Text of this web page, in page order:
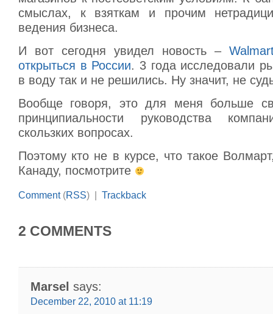
смыслах, к взяткам и прочим
ведения бизнеса.
И вот сегодня увидел новость –
открыться в России. 3 года исследовали
в воду так и не решились. Ну значит, не
Вообще говоря, это для меня больше
принципиальности руководства
скользких вопросах.
Поэтому кто не в курсе, что такое
Канаду, посмотрите
Comment(RSS) | Trackback
2 COMMENTS
Marsel says:
December 22, 2010 at 11:19